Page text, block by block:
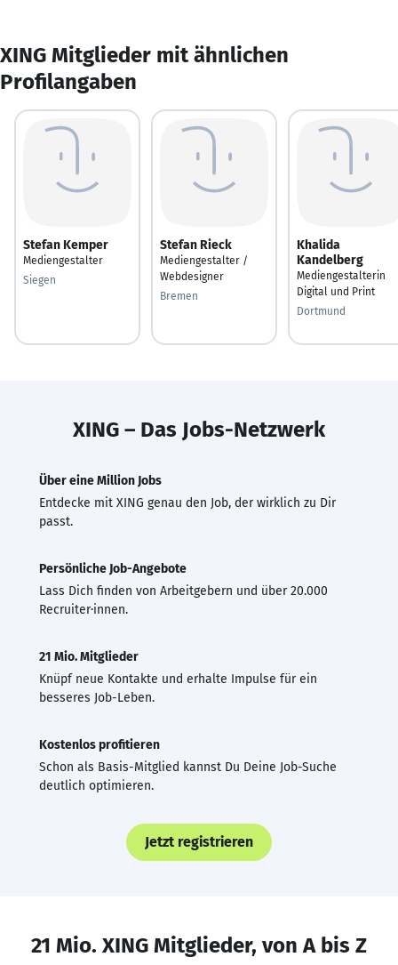
XING Mitglieder mit ähnlichen
Profilangaben
Stefan Kemper
Mediengestalter
Siegen
Stefan Rieck
Mediengestalter /
Webdesigner
Bremen
Khalida
Kandelberg
Mediengestalterin
Digital und Print
Dortmund
XING – Das Jobs-Netzwerk
Über eine Million Jobs
Entdecke mit XING genau den Job, der wirklich zu Dir
passt.
Persönliche Job-Angebote
Lass Dich finden von Arbeitgebern und über 20.000
Recruiter·innen.
21 Mio. Mitglieder
Knüpf neue Kontakte und erhalte Impulse für ein
besseres Job-Leben.
Kostenlos profitieren
Schon als Basis-Mitglied kannst Du Deine Job-Suche
deutlich optimieren.
Jetzt registrieren
21 Mio. XING Mitglieder, von A bis Z